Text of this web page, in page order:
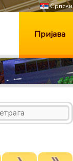
Српски
Пријава